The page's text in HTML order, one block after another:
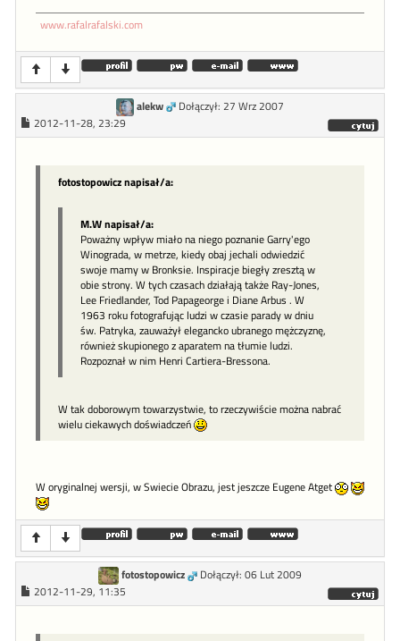
www.rafalrafalski.com
alekw
Dołączył: 27 Wrz 2007
2012-11-28, 23:29
fotostopowicz napisał/a:
M.W napisał/a:
Poważny wpływ miało na niego poznanie Garry'ego
Winograda, w metrze, kiedy obaj jechali odwiedzić
swoje mamy w Bronksie. Inspiracje biegły zresztą w
obie strony. W tych czasach działają także Ray-Jones,
Lee Friedlander, Tod Papageorge i Diane Arbus . W
1963 roku fotografując ludzi w czasie parady w dniu
św. Patryka, zauważył elegancko ubranego mężczyznę,
również skupionego z aparatem na tłumie ludzi.
Rozpoznał w nim Henri Cartiera-Bressona.
W tak doborowym towarzystwie, to rzeczywiście można nabrać
wielu ciekawych doświadczeń
W oryginalnej wersji, w Swiecie Obrazu, jest jeszcze Eugene Atget
fotostopowicz
Dołączył: 06 Lut 2009
2012-11-29, 11:35